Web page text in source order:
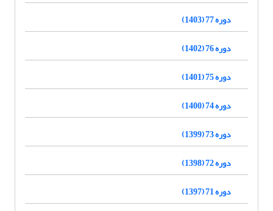
دوره 77 (1403)
دوره 76 (1402)
دوره 75 (1401)
دوره 74 (1400)
دوره 73 (1399)
دوره 72 (1398)
دوره 71 (1397)